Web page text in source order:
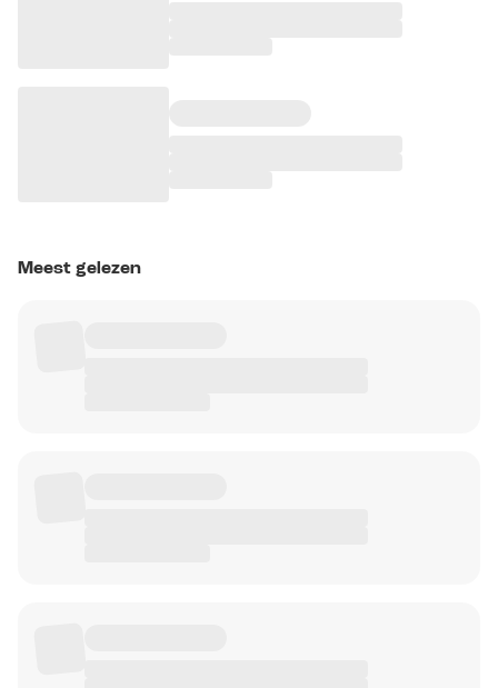
Meest gelezen